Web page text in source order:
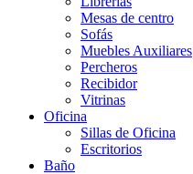
Mesas de centro
Sofás
Muebles Auxiliares
Percheros
Recibidor
Vitrinas
Oficina
Sillas de Oficina
Escritorios
Baño